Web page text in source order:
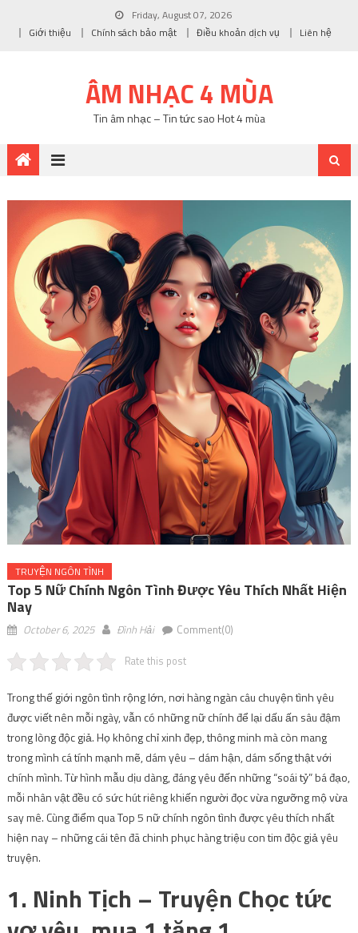
Friday, August 07, 2026
Giới thiệu
Chính sách bảo mật Điều khoản dịch vụ Liên hệ
ÂM NHẠC 4 MÙA
Tin âm nhạc – Tin tức sao Hot 4 mùa
TRUYỆN NGÔN TÌNH
Top 5 Nữ Chính Ngôn Tình Được Yêu Thích Nhất Hiện
Nay
October 6, 2025 Đình Hải Comment(0)
Rate this post
Trong thế giới ngôn tình rộng lớn, nơi hàng ngàn câu chuyện tình yêu
được viết nên mỗi ngày, vẫn có những nữ chính để lại dấu ấn sâu đậm
trong lòng độc giả. Họ không chỉ xinh đẹp, thông minh mà còn mang
trong mình cá tính mạnh mẽ, dám yêu – dám hận, dám sống thật với
chính mình. Từ hình mẫu dịu dàng, đáng yêu đến những “soái tỷ” bá đạo,
mỗi nhân vật đều có sức hút riêng khiến người đọc vừa ngưỡng mộ vừa
say mê. Cùng điểm qua Top 5 nữ chính ngôn tình được yêu thích nhất
hiện nay – những cái tên đã chinh phục hàng triệu con tim độc giả yêu
truyện.
1. Ninh Tịch – Truyện Chọc tức